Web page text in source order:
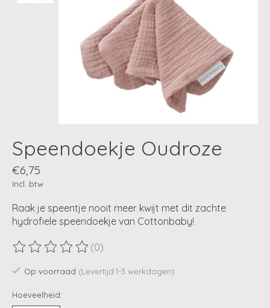
Speendoekje Oudroze
€6,75
Incl. btw
Raak je speentje nooit meer kwijt met dit zachte
hydrofiele speendoekje van Cottonbaby!
De beoordeling van dit product is
(0)
Op voorraad (Levertijd:1-3 werkdagen)
Hoeveelheid: